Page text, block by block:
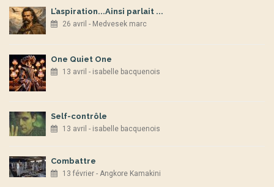
L’aspiration...Ainsi parlait ...
26 avril - Medvesek marc
One Quiet One
13 avril - isabelle bacquenois
Self-contrôle
13 avril - isabelle bacquenois
Combattre
13 février - Angkore Kamakini